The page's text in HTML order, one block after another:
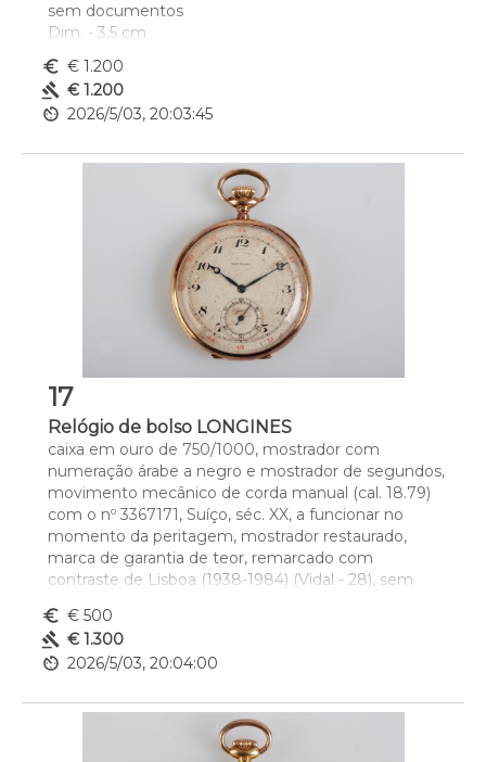
sem documentos
Dim. - 3,5 cm
euro_symbol € 1.200
gavel € 1.200
av_timer 2026/5/03, 20:03:45
17
Relógio de bolso LONGINES
caixa em ouro de 750/1000, mostrador com
numeração árabe a negro e mostrador de segundos,
movimento mecânico de corda manual (cal. 18.79)
com o nº 3367171, Suíço, séc. XX, a funcionar no
momento da peritagem, mostrador restaurado,
marca de garantia de teor, remarcado com
contraste de Lisboa (1938-1984) (Vidal - 28), sem
Dim. - 4,7 cm
Peso - (bruto) 59,8 g.
euro_symbol € 500
gavel € 1.300
av_timer 2026/5/03, 20:04:00